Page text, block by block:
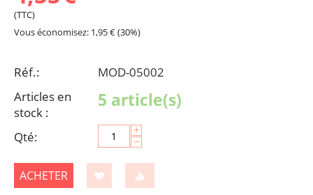
(TTC)
Vous économisez: 1,95€(30%)
Réf.:
MOD-05002
Articles en
stock :
5 article(s)
Qté: +
−
ACHETER